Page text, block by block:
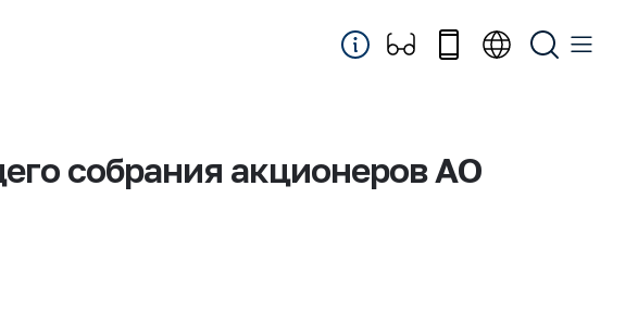
собрания акционеров АО